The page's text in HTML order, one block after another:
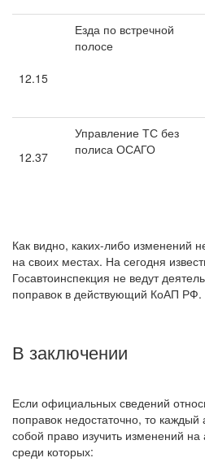
12.15
Езда по встречной
полосе
12.37
Управление ТС без
полиса ОСАГО
Как видно, каких-либо изменений
на своих местах. На сегодня
Госавтоинспекция не ведут
поправок в действующий КоАП РФ.
В заключении
Если официальных сведений
поправок недостаточно, то каждый
собой право изучить изменений на
среди которых: